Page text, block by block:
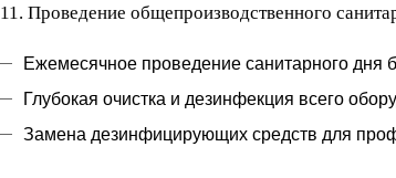
11. Проведение общепроизводственного
Ежемесячное проведение санитарного дня
Глубокая очистка и дезинфекция всего
Замена дезинфицирующих средств для